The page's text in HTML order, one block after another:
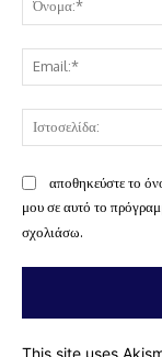
αποθηκεύστε το
μου σε αυτό το
σχολιάσω.
This site uses